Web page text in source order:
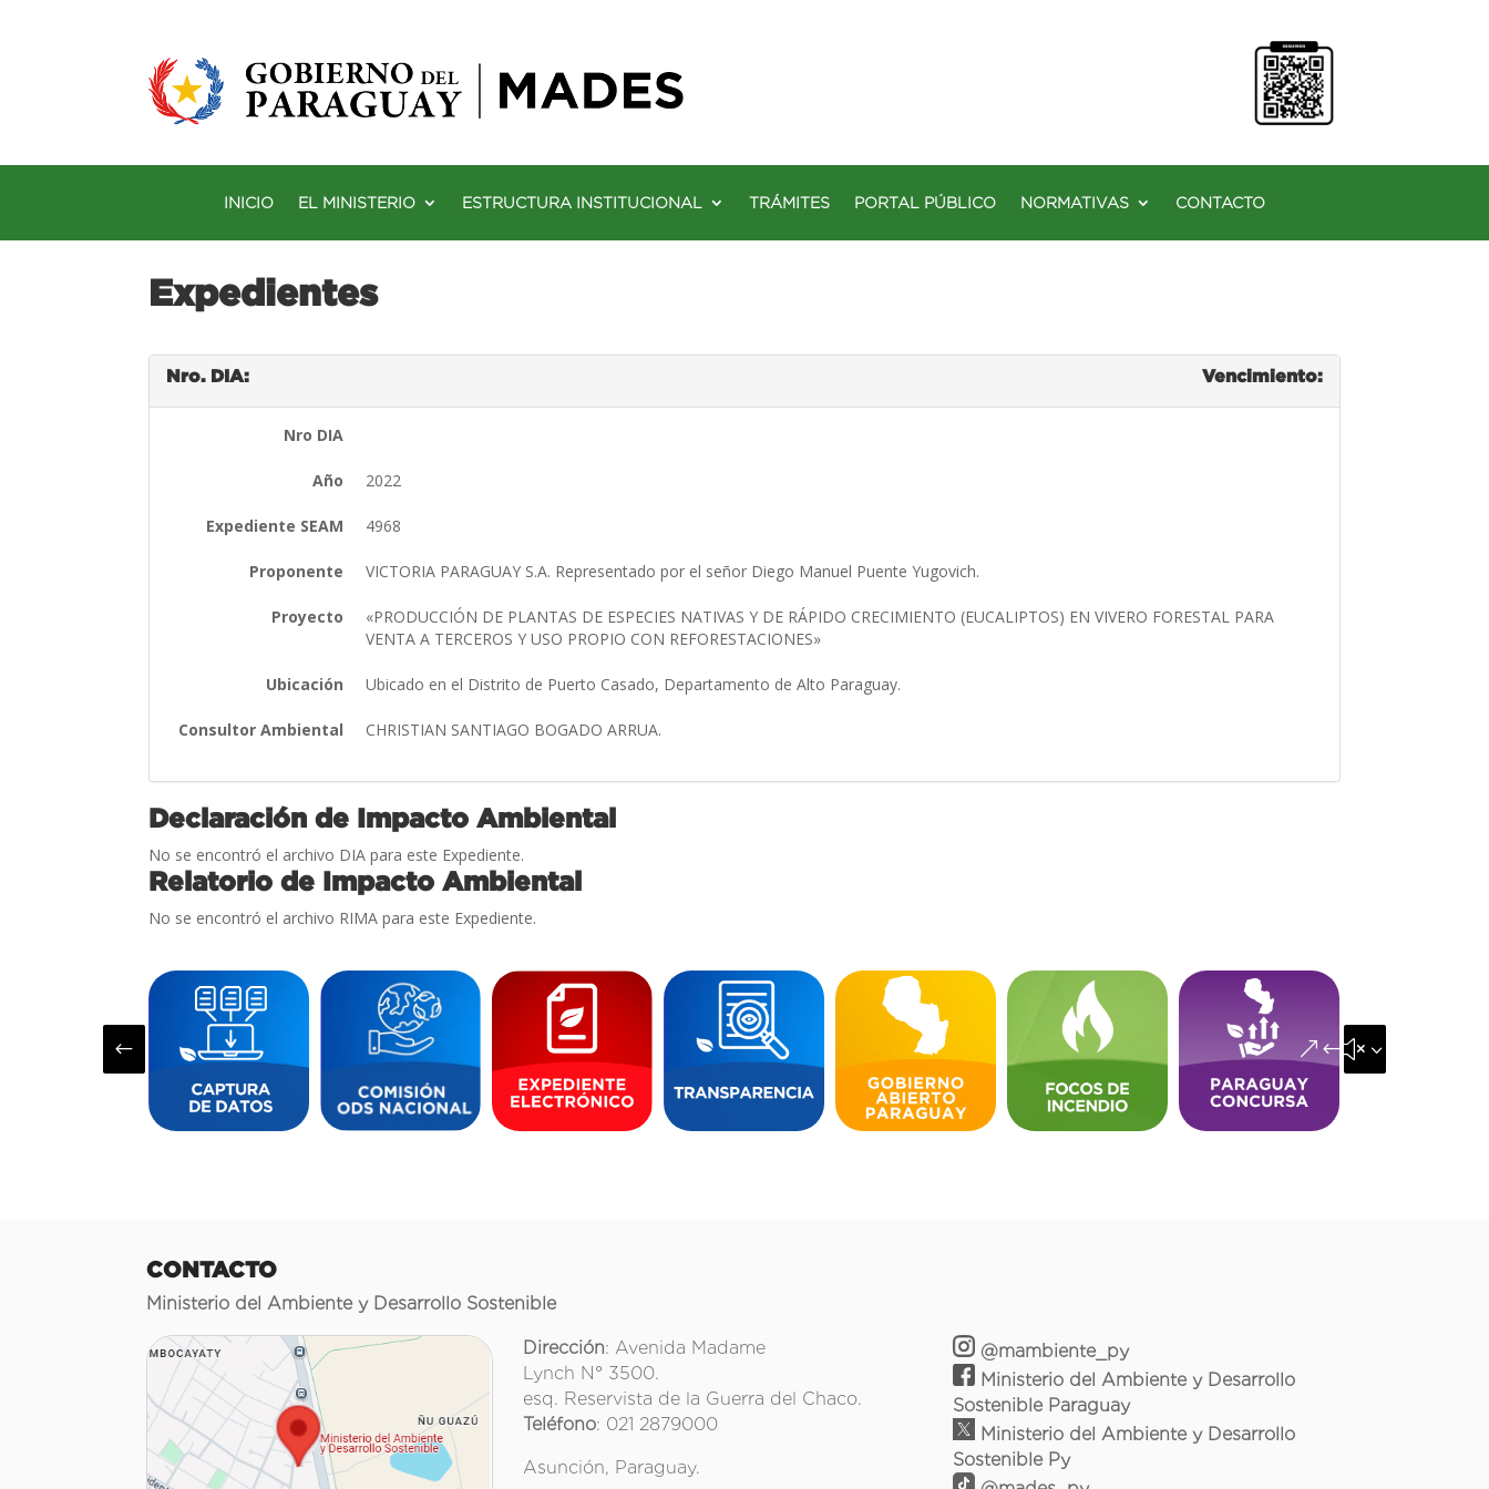
INICIO EL MINISTERIO ESTRUCTURA INSTITUCIONAL TRÁMITES PORTAL PÚBLICO NORMATIVAS CONTACTO
Expedientes
Nro. DIA: Vencimiento:
Nro DIA
Año 2022
Expediente SEAM 4968
Proponente VICTORIA PARAGUAY S.A. Representado por el señor Diego Manuel Puente Yugovich.
Proyecto
«PRODUCCIÓN DE PLANTAS DE ESPECIES NATIVAS Y DE RÁPIDO CRECIMIENTO (EUCALIPTOS) EN VIVERO FORESTAL PARA
VENTA A TERCEROS Y USO PROPIO CON REFORESTACIONES»
Ubicación Ubicado en el Distrito de Puerto Casado, Departamento de Alto Paraguay.
Consultor Ambiental CHRISTIAN SANTIAGO BOGADO ARRUA.
Declaración de Impacto Ambiental
No se encontró el archivo DIA para este Expediente.
Relatorio de Impacto Ambiental
No se encontró el archivo RIMA para este Expediente.
# &#x35;
CONTACTO
Ministerio del Ambiente y Desarrollo Sostenible
Dirección: Avenida Madame
Lynch N° 3500.
esq. Reservista de la Guerra del Chaco.
Teléfono: 021 2879000
Asunción, Paraguay.
@mambiente_py
Ministerio del Ambiente y Desarrollo
Sostenible Paraguay
Ministerio del Ambiente y Desarrollo
Sostenible Py